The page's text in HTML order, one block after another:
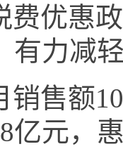
费优惠
有力减
售额10
亿元，